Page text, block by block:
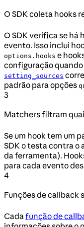
O SDK coleta hooks
O SDK verifica se há
evento. Isso inclui
options.hooks e
configuração
setting_sources
padrão para opções
3
Matchers filtram
Se um hook tem um
SDK o testa contra o
da ferramenta).
para cada evento
4
Funções de callback
Cada função de